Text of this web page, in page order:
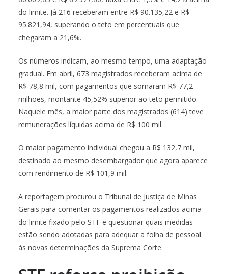
do limite. Já 216 receberam entre R$ 90.135,22 e R$
95.821,94, superando o teto em percentuais que
chegaram a 21,6%.
Os números indicam, ao mesmo tempo, uma adaptação
gradual. Em abril, 673 magistrados receberam acima de
R$ 78,8 mil, com pagamentos que somaram R$ 77,2
milhões, montante 45,52% superior ao teto permitido.
Naquele mês, a maior parte dos magistrados (614) teve
remunerações líquidas acima de R$ 100 mil.
O maior pagamento individual chegou a R$ 132,7 mil,
destinado ao mesmo desembargador que agora aparece
com rendimento de R$ 101,9 mil.
A reportagem procurou o Tribunal de Justiça de Minas
Gerais para comentar os pagamentos realizados acima
do limite fixado pelo STF e questionar quais medidas
estão sendo adotadas para adequar a folha de pessoal
às novas determinações da Suprema Corte.